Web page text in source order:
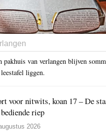
pakhuis van verlangen blijven
liggen.
voor nitwits, koan 17 – De
riep
2026